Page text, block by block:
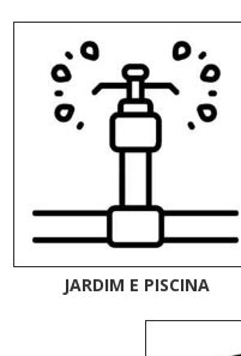
JARDIM E PISCINA